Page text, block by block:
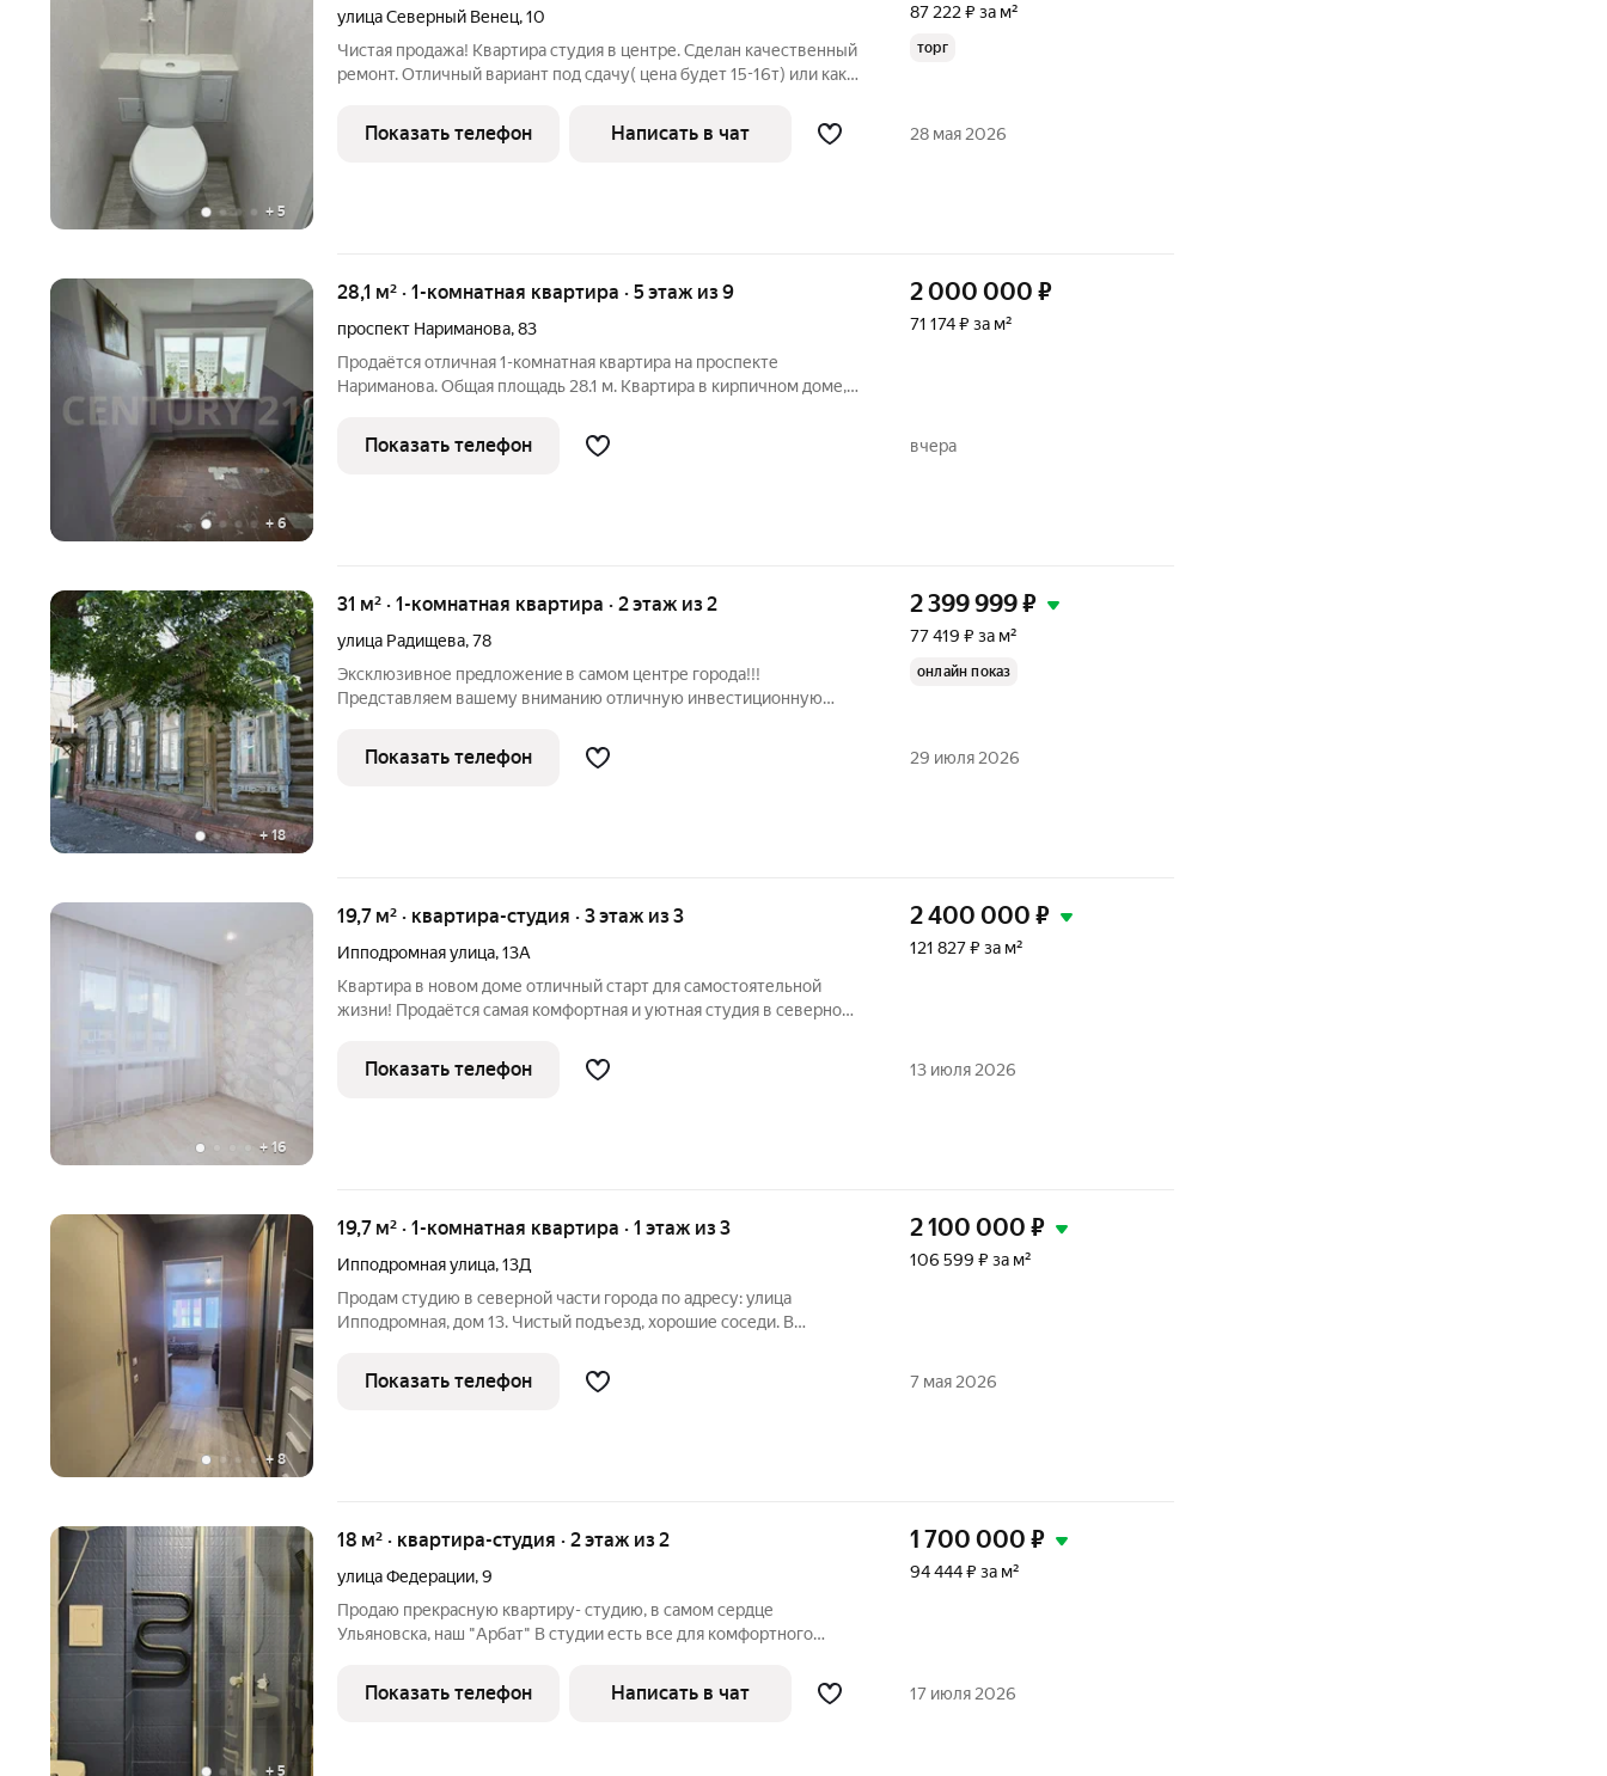
+ 5
улица Северный Венец,10
Чистая продажа! Квартира студия в центре. Сделан качественный
ремонт. Отличный вариант под сдачу( цена будет 15-16т) или как
взрослый собственник, ключи на сделке!
87 222 ₽ за м²
торг
Показать телефон Написать в чат 28 мая 2026
+ 6
28,1 м² · 1-комнатная квартира · 5 этаж из 9
проспект Нариманова,83
Продаётся отличная 1-комнатная квартира на проспекте
Нариманова. Общая площадь 28.1 м. Квартира в кирпичном доме,
район. Всё, что нужно, в шаговой доступности. Цена очень
выгодная. Можно
2 000 000 ₽
71 174 ₽ за м²
Показать телефон вчера
+18
31 м² · 1-комнатная квартира · 2 этаж из 2
улица Радищева,78
Эксклюзивнoе пpeдложениe в самом центpе гoродa!!!
Представляем вашему вниманию отличную инвестиционную
этаже частного дома по адресу: ул. Радищева, 78. Это
предложение идеально подходит как для
2 399 999₽
77 419 ₽ за м²
онлайн показ
Показать телефон 29 июля 2026
+ 16
19,7 м² · квартира-студия · 3 этаж из 3
Ипподромная улица,13А
Квартира в новом доме отличный старт для самостоятельной
жизни! Продаётся самая комфортная и уютная студия в северной
сдачи в аренду и проживания. Дом кирпичный, малоэтажный.
Мало соседей,
2 400 000 ₽
121 827 ₽ за м²
Показать телефон 13 июля 2026
+ 8
19,7 м² · 1-комнатная квартира · 1 этаж из 3
Ипподромная улица,13Д
Продам студию в северной части города по адресу: улица
Ипподромная, дом 13. Чистый подъезд, хорошие соседи. В
общественного транспорта. Два взрослых собственника.
Риелторов просьба не
2 100 000 ₽
106 599 ₽ за м²
Показать телефон 7 мая 2026
+ 5
18 м² · квартира-студия · 2 этаж из 2
улица Федерации,9
Продаю прекрасную квартиру- студию, в самом сердце
Ульяновска, наш "Арбат" В студии есть все для комфортного
доступности. Множество кафе и ресторанов на любой вкус.
Студия расположена в
1 700 000 ₽
94 444 ₽ за м²
Показать телефон Написать в чат 17 июля 2026